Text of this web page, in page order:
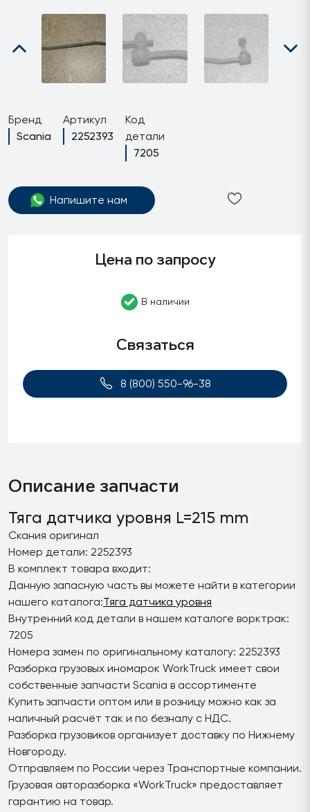
Бренд
Scania
Артикул
2252393
Код
детали
7205
Напишите нам
Цена по запросу
В наличии
Связаться
8 (800) 550-96-38
Описание запчасти
Тяга датчика уровня L=215 mm
Скания оригинал
Номер детали: 2252393
В комплект товара входит:
Данную запасную часть вы можете найти в категории
нашего каталога:Тяга датчика уровня
Внутренний код детали в нашем каталоге ворктрак:
7205
Номера замен по оригинальному каталогу: 2252393
Разборка грузовых иномарок WorkTruck имеет свои
собственные запчасти Scania в ассортименте
Купить запчасти оптом или в розницу можно как за
наличный расчёт так и по безналу с НДС.
Разборка грузовиков организует доставку по Нижнему
Новгороду.
Отправляем по России через Транспортные компании.
Грузовая авторазборка «WorkTruck» предоставляет
гарантию на товар.